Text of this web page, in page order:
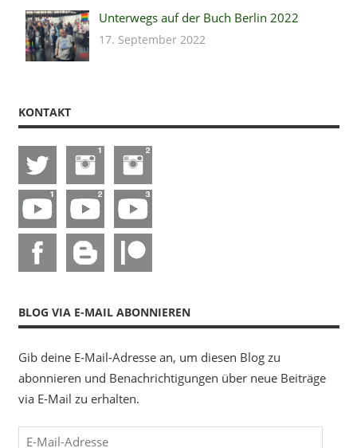
Unterwegs auf der Buch Berlin 2022
17. September 2022
KONTAKT
BLOG VIA E-MAIL ABONNIEREN
Gib deine E-Mail-Adresse an, um diesen Blog zu
abonnieren und Benachrichtigungen über neue Beiträge
via E-Mail zu erhalten.
E-